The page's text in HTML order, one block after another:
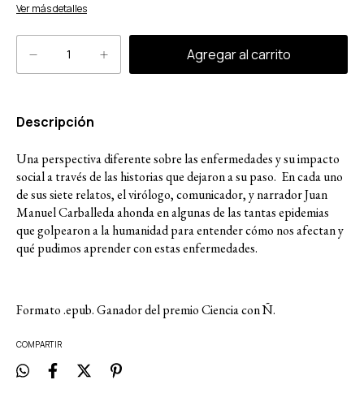
Ver más detalles
Descripción
Una perspectiva diferente sobre las enfermedades y su impacto
social a través de las historias que dejaron a su paso. En cada uno
de sus siete relatos, el virólogo, comunicador, y narrador Juan
Manuel Carballeda ahonda en algunas de las tantas epidemias
que golpearon a la humanidad para entender cómo nos afectan y
qué pudimos aprender con estas enfermedades.
Formato .epub. Ganador del premio Ciencia con Ñ.
COMPARTIR